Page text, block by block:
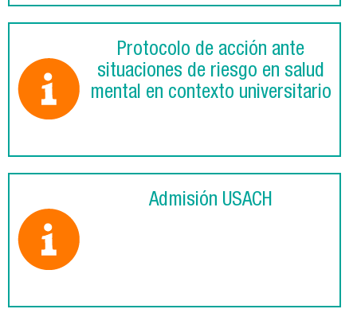
Protocolo de acción ante
situaciones de riesgo en salud
mental en contexto universitario
Admisión USACH